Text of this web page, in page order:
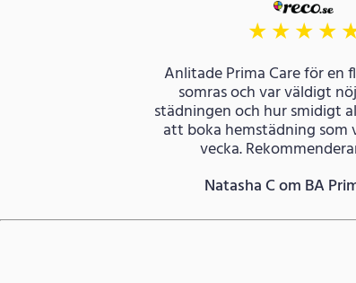
★★★★
Anlitade Prima Care för en
somras och var väldigt
städningen och hur smidigt
att boka hemstädning som
vecka.
Natasha C om BA